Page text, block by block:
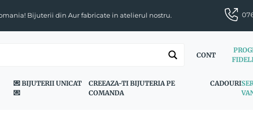
Bijuterii din Aur fabricate in atelierul nostru.
CONT
💌 BIJUTERII UNICAT
💌
CREEAZA-TI BIJUTERIA PE
COMANDA
CADOURI